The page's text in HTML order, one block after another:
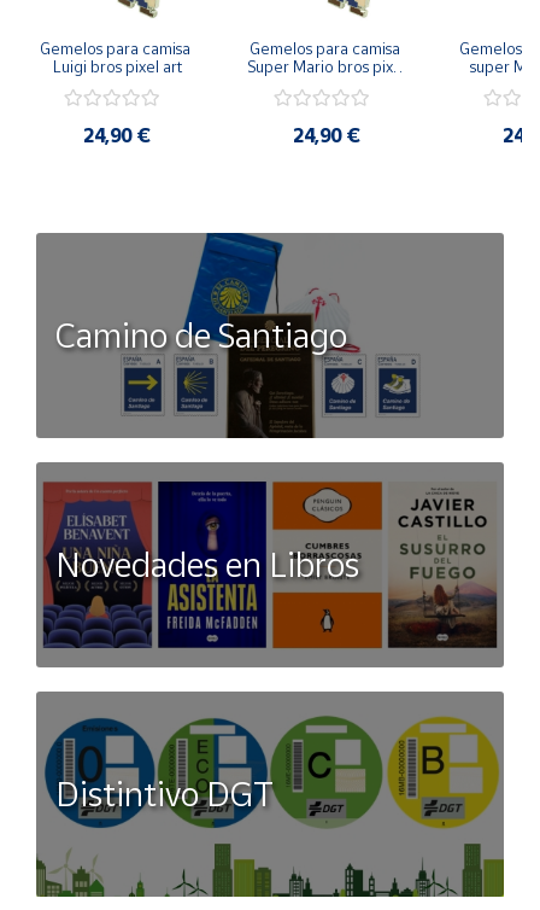
Gemelos para camisa
Luigi bros pixel art
24,90 €
Gemelos para camisa
Super Mario bros pixel
art
24,90 €
Gemelos
super
Luigi
Camino de Santiago
Novedades en Libros
Distintivo DGT